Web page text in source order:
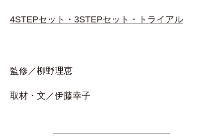
4STEPセット・3STEPセット・トライアル
監修／柳野理恵
取材・文／伊藤幸子